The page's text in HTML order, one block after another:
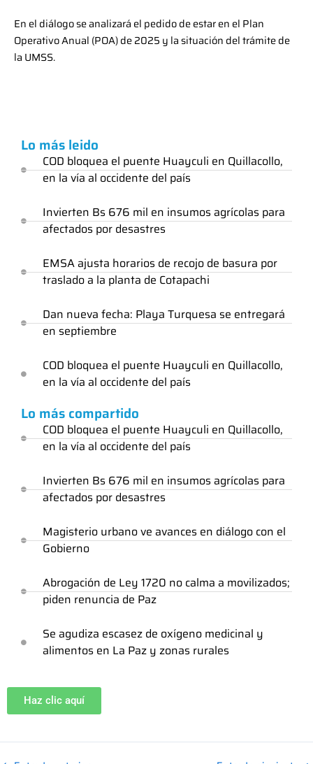
En el diálogo se analizará el pedido de estar en el Plan
Operativo Anual (POA) de 2025 y la situación del trámite de
la UMSS.
Lo más leido
COD bloquea el puente Huayculi en Quillacollo,
en la vía al occidente del país
Invierten Bs 676 mil en insumos agrícolas para
afectados por desastres
EMSA ajusta horarios de recojo de basura por
traslado a la planta de Cotapachi
Dan nueva fecha: Playa Turquesa se entregará
en septiembre
COD bloquea el puente Huayculi en Quillacollo,
en la vía al occidente del país
Lo más compartido
COD bloquea el puente Huayculi en Quillacollo,
en la vía al occidente del país
Invierten Bs 676 mil en insumos agrícolas para
afectados por desastres
Magisterio urbano ve avances en diálogo con el
Gobierno
Abrogación de Ley 1720 no calma a movilizados;
piden renuncia de Paz
Se agudiza escasez de oxígeno medicinal y
alimentos en La Paz y zonas rurales
Haz clic aquí